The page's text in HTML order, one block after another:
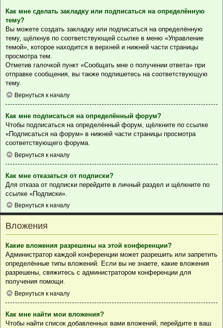
Как мне сделать закладку или подписаться на определённую
тему?
Вы можете создать закладку или подписаться на определённую
тему, щёлкнув по соответствующей ссылке в меню «Управление
темой», которое находится в верхней и нижней части страницы
просмотра тем.
Отметив галочкой пункт «Сообщать мне о получении ответа» при
отправке сообщения, вы также подпишетесь на соответствующую
тему.
Вернуться к началу
Как мне подписаться на определённый форум?
Чтобы подписаться на определённый форум, щёлкните по ссылке
«Подписаться на форум» в нижней части страницы просмотра
соответствующего форума.
Вернуться к началу
Как мне отказаться от подписки?
Для отказа от подписки перейдите в личный раздел и щёлкните по
ссылке «Подписки».
Вернуться к началу
Вложения
Какие вложения разрешены на этой конференции?
Администратор каждой конференции может разрешить или запретить
определённые типы вложений. Если вы не знаете, какие вложения
разрешены, свяжитесь с администратором конференции для
получения помощи.
Вернуться к началу
Как мне найти мои вложения?
Чтобы найти список добавленных вами вложений, перейдите в ваш